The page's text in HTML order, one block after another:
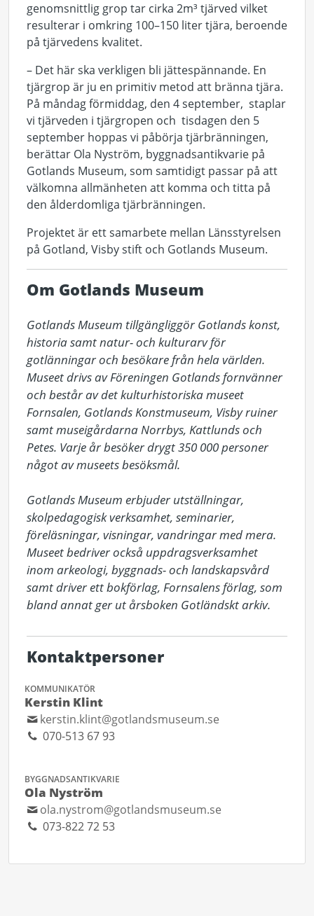
genomsnittlig grop tar cirka 2m³ tjärved vilket
resulterar i omkring 100–150 liter tjära, beroende
på tjärvedens kvalitet.
– Det här ska verkligen bli jättespännande. En
tjärgrop är ju en primitiv metod att bränna tjära.
På måndag förmiddag, den 4 september, staplar
vi tjärveden i tjärgropen och tisdagen den 5
september hoppas vi påbörja tjärbränningen,
berättar Ola Nyström, byggnadsantikvarie på
Gotlands Museum, som samtidigt passar på att
välkomna allmänheten att komma och titta på
den ålderdomliga tjärbränningen.
Projektet är ett samarbete mellan Länsstyrelsen
på Gotland, Visby stift och Gotlands Museum.
Om Gotlands Museum
Gotlands Museum tillgängliggör Gotlands konst,
historia samt natur- och kulturarv för
gotlänningar och besökare från hela världen.
Museet drivs av Föreningen Gotlands fornvänner
och består av det kulturhistoriska museet
Fornsalen, Gotlands Konstmuseum, Visby ruiner
samt museigårdarna Norrbys, Kattlunds och
Petes. Varje år besöker drygt 350 000 personer
något av museets besöksmål.
Gotlands Museum erbjuder utställningar,
skolpedagogisk verksamhet, seminarier,
föreläsningar, visningar, vandringar med mera.
Museet bedriver också uppdragsverksamhet
inom arkeologi, byggnads- och landskapsvård
samt driver ett bokförlag, Fornsalens förlag, som
bland annat ger ut årsboken Gotländskt arkiv.
Kontaktpersoner
KOMMUNIKATÖR
Kerstin Klint
kerstin.klint@gotlandsmuseum.se
070-513 67 93
BYGGNADSANTIKVARIE
Ola Nyström
ola.nystrom@gotlandsmuseum.se
073-822 72 53